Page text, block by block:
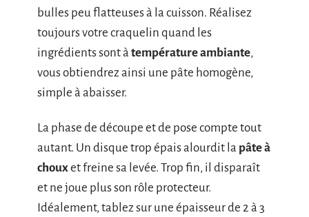
bulles peu flatteuses à la cuisson. Réalisez
toujours votre craquelin quand les
ingrédients sont à température ambiante,
vous obtiendrez ainsi une pâte homogène,
simple à abaisser.
La phase de découpe et de pose compte tout
autant. Un disque trop épais alourdit la pâte à
chouxet freine sa levée. Trop fin, il disparaît
et ne joue plus son rôle protecteur.
Idéalement, tablez sur une épaisseur de 2 à 3